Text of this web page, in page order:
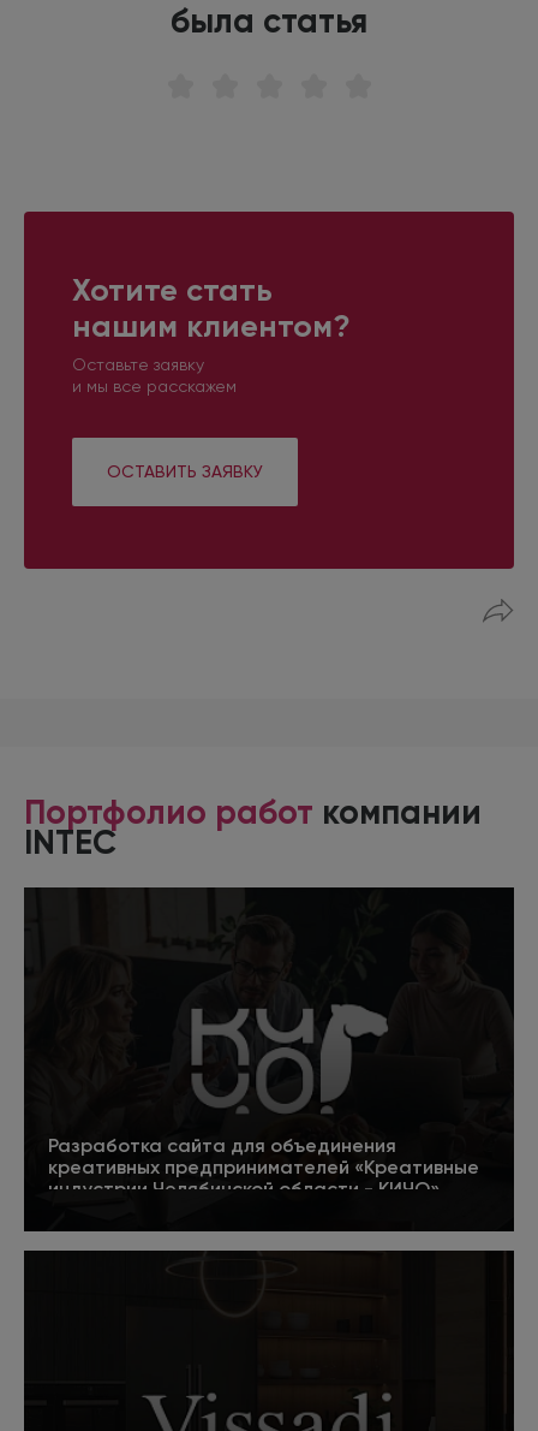
была статья
Хотите стать
нашим клиентом?
Оставьте заявку
и мы все расскажем
ОСТАВИТЬ ЗАЯВКУ
Портфолио работ компании
INTEC
Разработка сайта для объединения
креативных предпринимателей «Креативные
индустрии Челябинской области - КИЧО»
Подробнее 5